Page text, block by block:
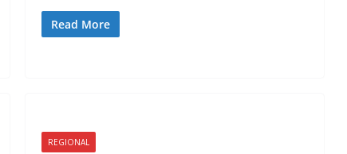
Read More
REGIONAL